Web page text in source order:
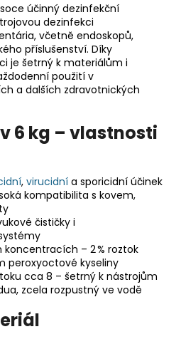
účinný dezinfekční
dezinfekci
včetně endoskopů,
příslušenství. Díky
je šetrný k materiálům i
použití v
a dalších zdravotnických
6 kg – vlastnosti
, virucidní a sporicidní účinek
kompatibilita s kovem,
čističky i
koncentracích – 2 % roztok
peroxyoctové kyseliny
cca 8 – šetrný k nástrojům
zcela rozpustný ve vodě